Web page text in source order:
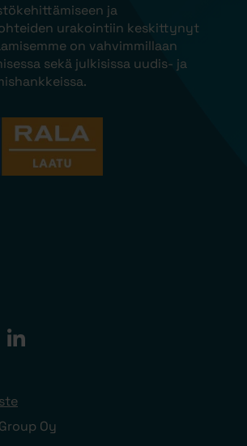
ja
urakointiin keskittynyt
on vahvimmillaan
sekä julkisissa uudis- ja
Oy